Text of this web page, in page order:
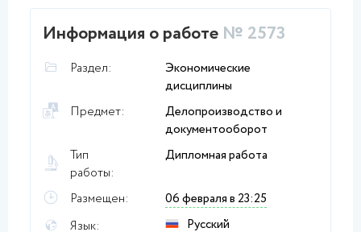
Информация о работе № 2573
Раздел:
Экономические
дисциплины
Предмет:
Делопроизводство и
документооборот
Тип
работы:
Дипломная работа
Размещен:
06 февраля в 23:25
Язык:
Русский